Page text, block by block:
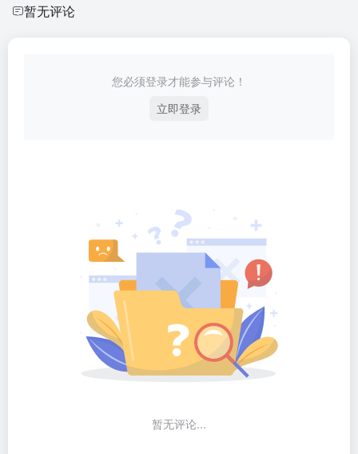
暂无评论
您必须登录才能参与评论！
立即登录
暂无评论...